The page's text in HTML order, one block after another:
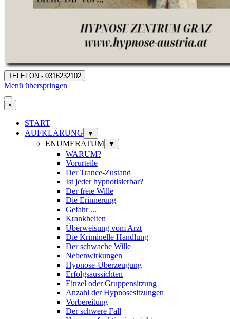
TELEFON - 0316232102
Menü überspringen
×
START
AUFKLÄRUNG
▼
ENUMERATUM ▼
WARUM?
Vorurteile
Der Trance-Zustand
Ist jeder hypnotisierbar?
Der freie Wille
Die Erinnerung
Gefahr ...
Krankheiten
Überweisung vom Arzt
Die Kriminelle Handlung
Der schwache Wille
Nebenwirkungen
Hypnose-Überzeugung
Erfolgsaussichten
Einzel oder Gruppensitzung
Anzahl der Hypnosesitzungen
Vorbereitung
Der schwere Fall